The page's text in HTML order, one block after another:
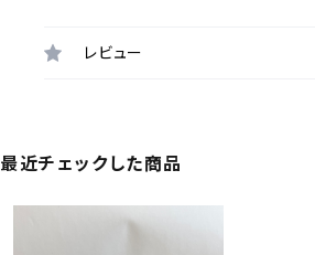
レビュー
最近チェックした商品